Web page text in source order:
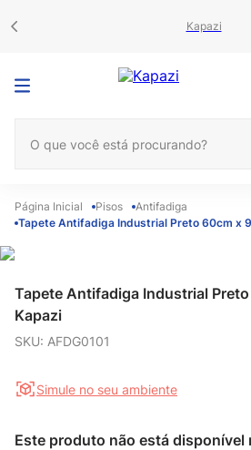
Kapazi
Pisos
Antifadiga
Tapete Antifadiga Industrial Preto 60cm x
Tapete Antifadiga Industrial
Kapazi
SKU: AFDG0101
Simule no seu ambiente
Este produto não está disponível